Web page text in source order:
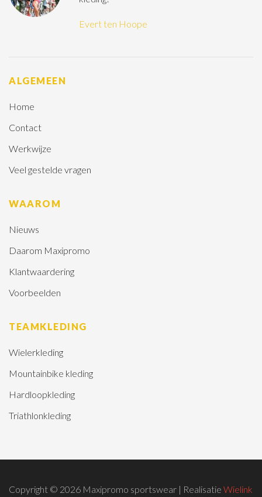
Evert ten Hoope
ALGEMEEN
Home
Contact
Werkwijze
Veel gestelde vragen
WAAROM
Nieuws
Daarom Maxipromo
Klantwaardering
Voorbeelden
TEAMKLEDING
Wielerkleding
Mountainbike kleding
Hardloopkleding
Triathlonkleding
Copyright © 2026 Maxipromo sportswear | Realisatie Wielink